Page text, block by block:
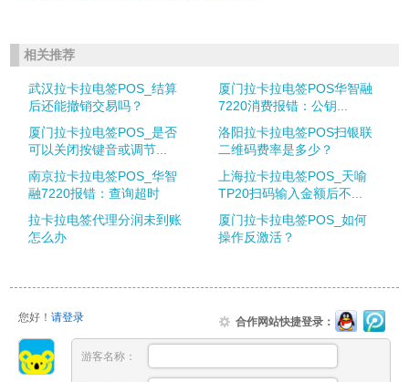
相关推荐
武汉拉卡拉电签POS_结算
后还能撤销交易吗？
厦门拉卡拉电签POS华智融
7220消费报错：公钥...
厦门拉卡拉电签POS_是否
可以关闭按键音或调节...
洛阳拉卡拉电签POS扫银联
二维码费率是多少？
南京拉卡拉电签POS_华智
融7220报错：查询超时
上海拉卡拉电签POS_天喻
TP20扫码输入金额后不...
拉卡拉电签代理分润未到账
怎么办
厦门拉卡拉电签POS_如何
操作反激活？
您好！ 请登录 合作网站快捷登录：
游客名称：